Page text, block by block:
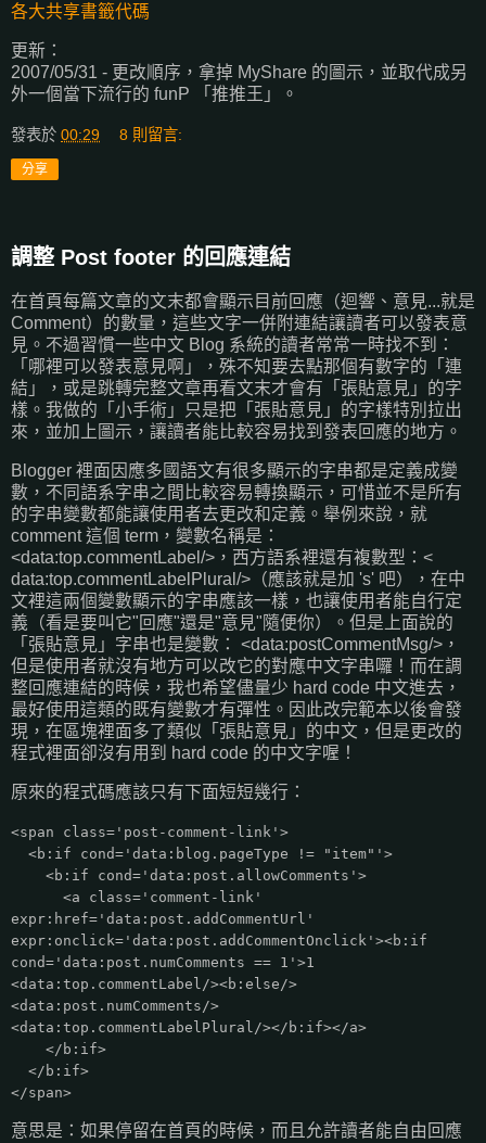
各大共享書籤代碼
更新：
2007/05/31 - 更改順序，拿掉 MyShare 的圖示，並取代成另
外一個當下流行的 funP 「推推王」。
發表於 00:29 8 則留言:
分享
調整 Post footer 的回應連結
在首頁每篇文章的文末都會顯示目前回應（迴響、意見...就是
Comment）的數量，這些文字一併附連結讓讀者可以發表意
見。不過習慣一些中文 Blog 系統的讀者常常一時找不到：
「哪裡可以發表意見啊」，殊不知要去點那個有數字的「連
結」，或是跳轉完整文章再看文末才會有「張貼意見」的字
樣。我做的「小手術」只是把「張貼意見」的字樣特別拉出
來，並加上圖示，讓讀者能比較容易找到發表回應的地方。
Blogger 裡面因應多國語文有很多顯示的字串都是定義成變
數，不同語系字串之間比較容易轉換顯示，可惜並不是所有
的字串變數都能讓使用者去更改和定義。舉例來說，就
comment 這個 term，變數名稱是：
<data:top.commentLabel/>，西方語系裡還有複數型：<
data:top.commentLabelPlural/>（應該就是加 's' 吧），在中
文裡這兩個變數顯示的字串應該一樣，也讓使用者能自行定
義（看是要叫它"回應"還是"意見"隨便你）。但是上面說的
「張貼意見」字串也是變數： <data:postCommentMsg/>，
但是使用者就沒有地方可以改它的對應中文字串囉！而在調
整回應連結的時候，我也希望儘量少 hard code 中文進去，
最好使用這類的既有變數才有彈性。因此改完範本以後會發
現，在區塊裡面多了類似「張貼意見」的中文，但是更改的
程式裡面卻沒有用到 hard code 的中文字喔！
原來的程式碼應該只有下面短短幾行：
<span class='post-comment-link'>
<b:if cond='data:blog.pageType != "item"'>
<b:if cond='data:post.allowComments'>
<a class='comment-link'
expr:href='data:post.addCommentUrl'
expr:onclick='data:post.addCommentOnclick'><b:if
cond='data:post.numComments == 1'>1
<data:top.commentLabel/><b:else/>
<data:post.numComments/>
<data:top.commentLabelPlural/></b:if></a>
</b:if>
</b:if>
</span>
意思是：如果停留在首頁的時候，而且允許讀者能自由回應